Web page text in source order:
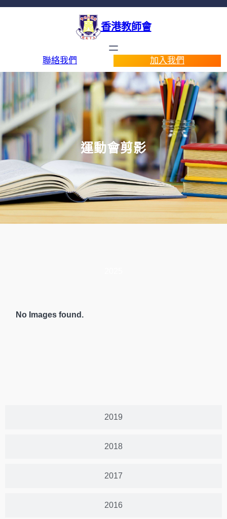
香港教師會
聯絡我們 加入我們
運動會剪影
2019
2018
2017
2016
No Images found.